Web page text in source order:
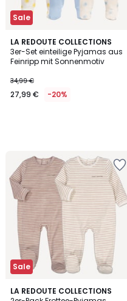
Sale
LA REDOUTE COLLECTIONS
3er-Set einteilige Pyjamas aus
Feinripp mit Sonnenmotiv
34,99 €
27,99 € -20%
Sale
LA REDOUTE COLLECTIONS